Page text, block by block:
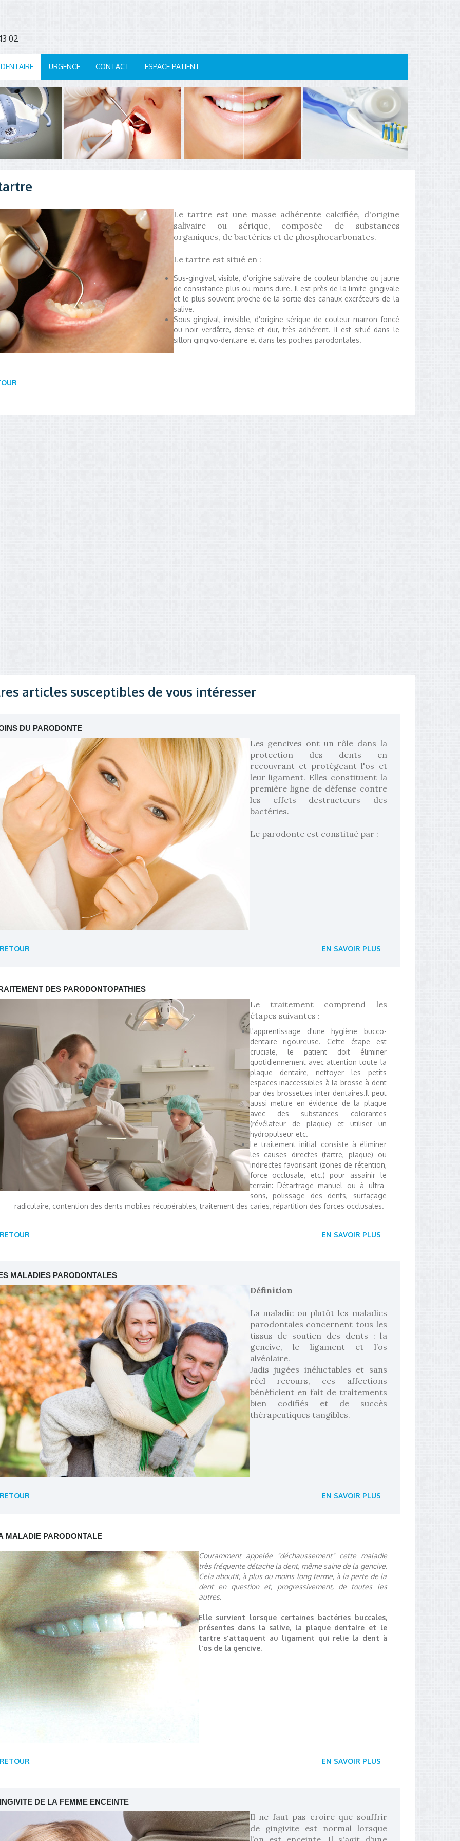
43 02
URGENCE CONTACT ESPACE PATIENT
Le tartre est une masse adhérente calcifiée, d'origine
salivaire ou sérique, composée de substances
organiques, de bactéries et de phosphocarbonates.
Le tartre est situé en :
Sus-gingival, visible, d'origine salivaire de couleur blanche ou jaune
de consistance plus ou moins dure. Il est près de la limite gingivale
et le plus souvent proche de la sortie des canaux excréteurs de la
salive.
Sous gingival, invisible, d'origine sérique de couleur marron foncé
ou noir verdâtre, dense et dur, très adhérent. Il est situé dans le
sillon gingivo-dentaire et dans les poches parodontales.
articles susceptibles de vous intéresser
DU PARODONTE
Les gencives ont un rôle dans la
protection des dents en
recouvrant et protégeant l'os et
leur ligament. Elles constituent la
première ligne de défense contre
les effets destructeurs des
bactéries.
Le parodonte est constitué par :
EN SAVOIR PLUS
DES PARODONTOPATHIES
Le traitement comprend les
étapes suivantes :
l'apprentissage d'une hygiène bucco-
dentaire rigoureuse. Cette étape est
cruciale, le patient doit éliminer
quotidiennement avec attention toute la
plaque dentaire, nettoyer les petits
espaces inaccessibles à la brosse à dent
par des brossettes inter dentaires.Il peut
aussi mettre en évidence de la plaque
avec des substances colorantes
(révélateur de plaque) et utiliser un
hydropulseur etc.
Le traitement initial consiste à éliminer
les causes directes (tartre, plaque) ou
indirectes favorisant (zones de rétention,
force occlusale, etc.) pour assainir le
terrain: Détartrage manuel ou à ultra-
sons, polissage des dents, surfaçage
radiculaire, contention des dents mobiles récupérables, traitement des caries, répartition des forces occlusales.
EN SAVOIR PLUS
MALADIES PARODONTALES
Définition
La maladie ou plutôt les maladies
parodontales concernent tous les
tissus de soutien des dents : la
gencive, le ligament et l’os
alvéolaire.
Jadis jugées inéluctables et sans
réel recours, ces affections
bénéficient en fait de traitements
bien codifiés et de succès
thérapeutiques tangibles.
EN SAVOIR PLUS
MALADIE PARODONTALE
Couramment appelée "déchaussement" cette maladie
très fréquente détache la dent, même saine de la gencive.
Cela aboutit, à plus ou moins long terme, à la perte de la
dent en question et, progressivement, de toutes les
autres.
Elle survient lorsque certaines bactéries buccales,
présentes dans la salive, la plaque dentaire et le
tartre s'attaquent au ligament qui relie la dent à
l'os de la gencive.
EN SAVOIR PLUS
DE LA FEMME ENCEINTE
Il ne faut pas croire que souffrir
de gingivite est normal lorsque